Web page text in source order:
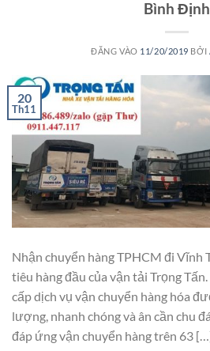
Bình Định
ĐĂNG VÀO 11/20/2019 BỞI
20
Th11
Nhận chuyển hàng TPHCM đi Vĩnh
tiêu hàng đầu của vận tải Trọng
cấp dịch vụ vận chuyển hàng hóa
lượng, nhanh chóng và ân cần chu
đáp ứng vận chuyển hàng trên 63